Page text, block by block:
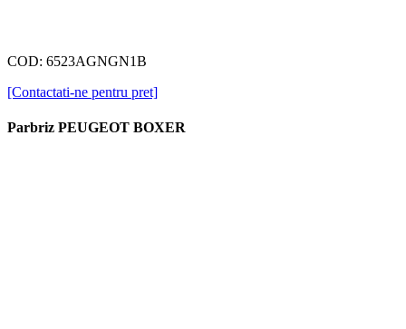
COD: 6523AGNGN1B
[Contactati-ne pentru pret]
Parbriz PEUGEOT BOXER